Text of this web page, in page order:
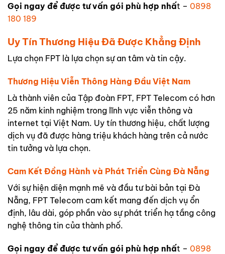
Gọi ngay để được tư vấn gói phù hợp nhất – 0898
180 189
Uy Tín Thương Hiệu Đã Được Khẳng Định
Lựa chọn FPT là lựa chọn sự an tâm và tin cậy.
Thương Hiệu Viễn Thông Hàng Đầu Việt Nam
Là thành viên của Tập đoàn FPT, FPT Telecom có hơn
25 năm kinh nghiệm trong lĩnh vực viễn thông và
internet tại Việt Nam. Uy tín thương hiệu, chất lượng
dịch vụ đã được hàng triệu khách hàng trên cả nước
tin tưởng và lựa chọn.
Cam Kết Đồng Hành và Phát Triển Cùng Đà Nẵng
Với sự hiện diện mạnh mẽ và đầu tư bài bản tại Đà
Nẵng, FPT Telecom cam kết mang đến dịch vụ ổn
định, lâu dài, góp phần vào sự phát triển hạ tầng công
nghệ thông tin của thành phố.
Gọi ngay để được tư vấn gói phù hợp nhất – 0898